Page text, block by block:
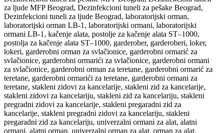
za ljude MFP Beograd, Dezinfekcioni tuneli za pešake Beograd,
Dezinfekcioni tuneli za ljude Beograd, laboratorijski orman,
laboratorijski orman LB-1, laboratorijski ormani, laboratorijski
ormani LB-1, kačenje alata, postolje za kačenje alata ST–1000,
postolja za kačenje alata ST–1000, garderober, garderoberi, loker,
lokeri, garderobni orman za svlačionice, garderobni ormarić za
svlačionice, garderobni ormarići za svlačionice, garderobni ormani
za svlačionice, garderobni orman za teretane, garderobni ormarić za
teretane, garderobni ormarići za teretane, garderobni ormani za
teretane, stakleni zidovi za kancelarije, stakleni zid za kancelarije,
stakleni zidovi za kancelariju, stakleni zid za kancelariju, stakleni
pregradni zidovi za kancelarije, stakleni pregaradni zid za
kancelarije, stakleni pregradni zidovi za kancelariju, stakleni
pregaradni zid za kancelariju, univerzalni ormani za alat, alatni
ormani, alatni orman, univerzalni orman za alat, orman za alat,